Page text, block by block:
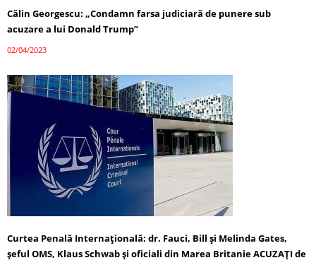
Călin Georgescu: „Condamn farsa judiciară de punere sub
acuzare a lui Donald Trump”
02/04/2023
Curtea Penală Internațională: dr. Fauci, Bill și Melinda Gates,
șeful OMS, Klaus Schwab și oficiali din Marea Britanie ACUZAȚI de